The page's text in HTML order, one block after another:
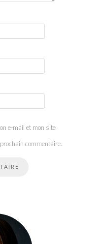
e-mail et mon site
commentaire.